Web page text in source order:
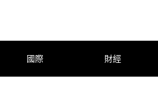
國際 財經